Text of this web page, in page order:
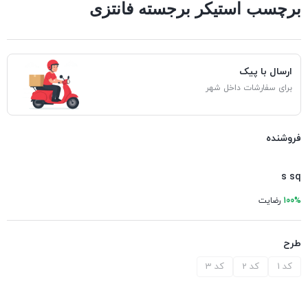
برچسب استیکر برجسته فانتزی
ارسال با پیک
برای سفارشات داخل شهر
فروشنده
s sq
100% رضایت
طرح
کد 1 کد 2 کد 3